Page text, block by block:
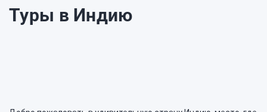
Туры в Индию